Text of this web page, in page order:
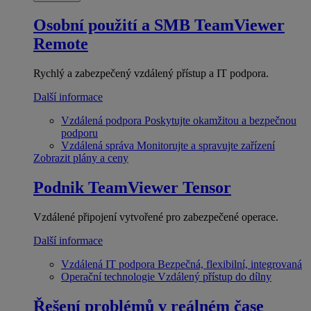
Osobní použití a SMB TeamViewer
Remote
Rychlý a zabezpečený vzdálený přístup a IT podpora.
Další informace
Vzdálená podpora Poskytujte okamžitou a bezpečnou
podporu
Vzdálená správa Monitorujte a spravujte zařízení
Zobrazit plány a ceny
Podnik TeamViewer Tensor
Vzdálené připojení vytvořené pro zabezpečené operace.
Další informace
Vzdálená IT podpora Bezpečná, flexibilní, integrovaná
Operační technologie Vzdálený přístup do dílny
Řešení problémů v reálném čase